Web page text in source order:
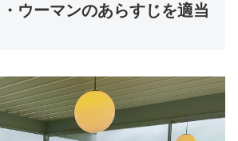
ウーマンのあらすじを適当